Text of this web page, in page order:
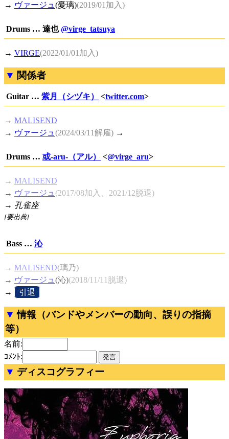
→ ヴァージュ (憂璃)(2019/01加入)
Drums … 達也@virge_tatsuya
→ VIRGE(2022/01/01加入)
関係者
Guitar … 紫月（シヅキ） <twitter.com>
→ MALISEND
→ ヴァージュ (2024/03/11解雇) →
Drums … 或-aru-（アル） <@virge_aru>
→ MALISEND
→ ヴァージュ (2017/08加入、2021/12脱退)
→ 孔雀座
[要出典]
Bass … 沁
→ MALISEND(璃乃)
→ ヴァージュ (沁)(2018/11/11脱退)
→
引退
情報（バンドやメンバーの動向、誤りの指摘
等）
名前:
ｺﾒﾝﾄ:
ディスコグラフィー